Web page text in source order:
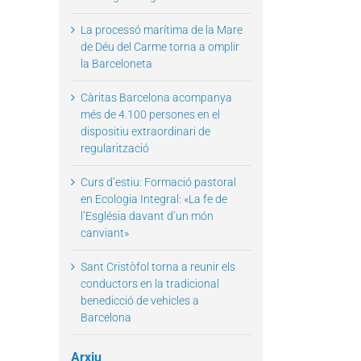
La processó marítima de la Mare
de Déu del Carme torna a omplir
la Barceloneta
Càritas Barcelona acompanya
més de 4.100 persones en el
dispositiu extraordinari de
regularització
Curs d’estiu: Formació pastoral
en Ecologia Integral: «La fe de
l’Església davant d’un món
canviant»
Sant Cristòfol torna a reunir els
conductors en la tradicional
benedicció de vehicles a
Barcelona
Arxiu